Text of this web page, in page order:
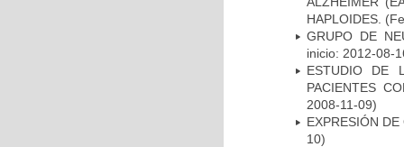
HAPLOIDES.
GRUPO DE
inicio: 2012-08-
ESTUDIO DE
PACIENTES
2008-11-09)
EXPRESIÓN
10)